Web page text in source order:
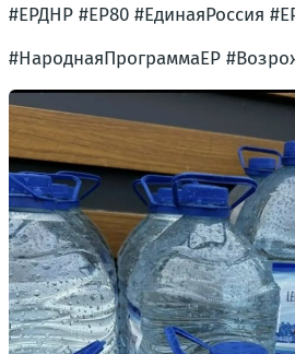
#ЕРДНР #ЕР80 #ЕдинаяРоссия
#НароднаяПрограммаЕР